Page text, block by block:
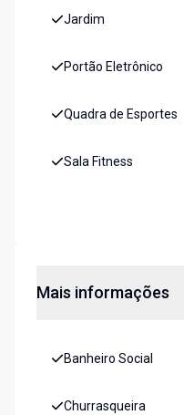
Jardim
Portão Eletrônico
Quadra de Esportes
Sala Fitness
Mais informações
Banheiro Social
Churrasqueira